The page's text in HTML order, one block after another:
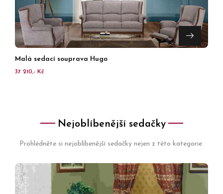
Malá sedací souprava Hugo
37 210,- Kč
Nejoblíbenější sedačky
Prohlédněte si nejoblíbenější sedačky nejen z této kategorie.